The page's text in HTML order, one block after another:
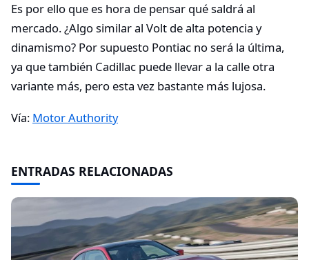
Es por ello que es hora de pensar qué saldrá al
mercado. ¿Algo similar al Volt de alta potencia y
dinamismo? Por supuesto Pontiac no será la última,
ya que también Cadillac puede llevar a la calle otra
variante más, pero esta vez bastante más lujosa.
Vía: Motor Authority
ENTRADAS RELACIONADAS